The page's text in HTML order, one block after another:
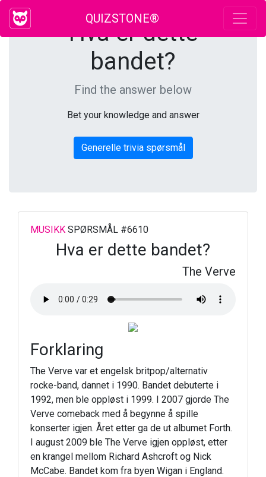
QUIZSTONE®
Hva er dette
bandet?
Find the answer below
Bet your knowledge and answer
Generelle trivia spørsmål
MUSIKK SPØRSMÅL #6610
Hva er dette bandet?
The Verve
Forklaring
The Verve var et engelsk britpop/alternativ
rocke-band, dannet i 1990. Bandet debuterte i
1992, men ble oppløst i 1999. I 2007 gjorde The
Verve comeback med å begynne å spille
konserter igjen. Året etter ga de ut albumet Forth.
I august 2009 ble The Verve igjen oppløst, etter
en krangel mellom Richard Ashcroft og Nick
McCabe. Bandet kom fra byen Wigan i England.